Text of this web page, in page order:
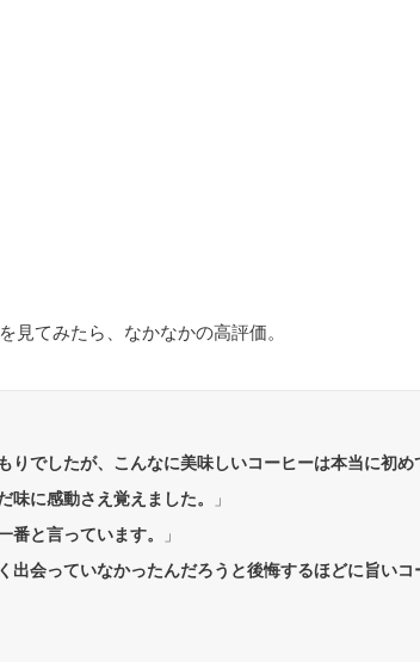
見てみたら、なかなかの高評価。
りでしたが、こんなに美味しいコーヒーは本当に初め
味に感動さえ覚えました。
」
番と言っています。
」
出会っていなかったんだろうと後悔するほどに旨いコ